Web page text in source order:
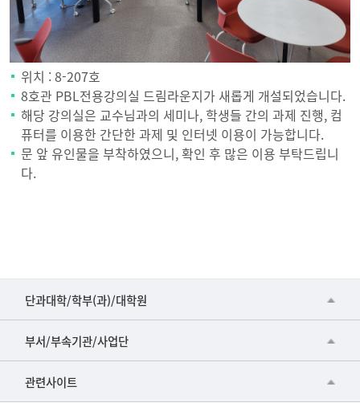
위치 : 8-207호
8호관 PBL전용강의실 드림라운지가 새롭게 개설되었습니다.
해당 강의실은 교수님과의 세미나, 학생들 간의 과제 진행, 컴
퓨터를 이용한 간단한 과제 및 인터넷 이용이 가능합니다.
문 앞 유인물을 부착하였으니, 확인 후 많은 이용 부탁드립니
다.
단과대학/학부(과)/대학원
■인문대학
▷국어국문학부
▷일본어·일본학과
부서/부속기관/사업단
공동기기센터
공학교육혁신센터
관련사이트
건강가정지원센터